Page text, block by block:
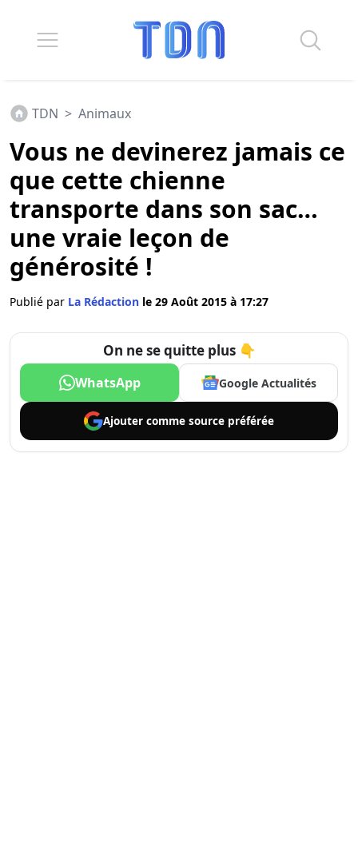
TDN > Animaux
Vous ne devinerez jamais ce
que cette chienne
transporte dans son sac…
une vraie leçon de
générosité !
Publié par La Rédaction le 29 Août 2015 à 17:27
On ne se quitte plus 👇
WhatsApp Google Actualités
Ajouter comme source préférée